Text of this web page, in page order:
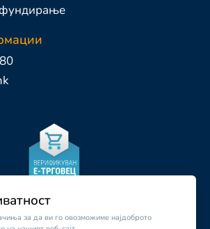
за да ви го овозможиме најдоброто